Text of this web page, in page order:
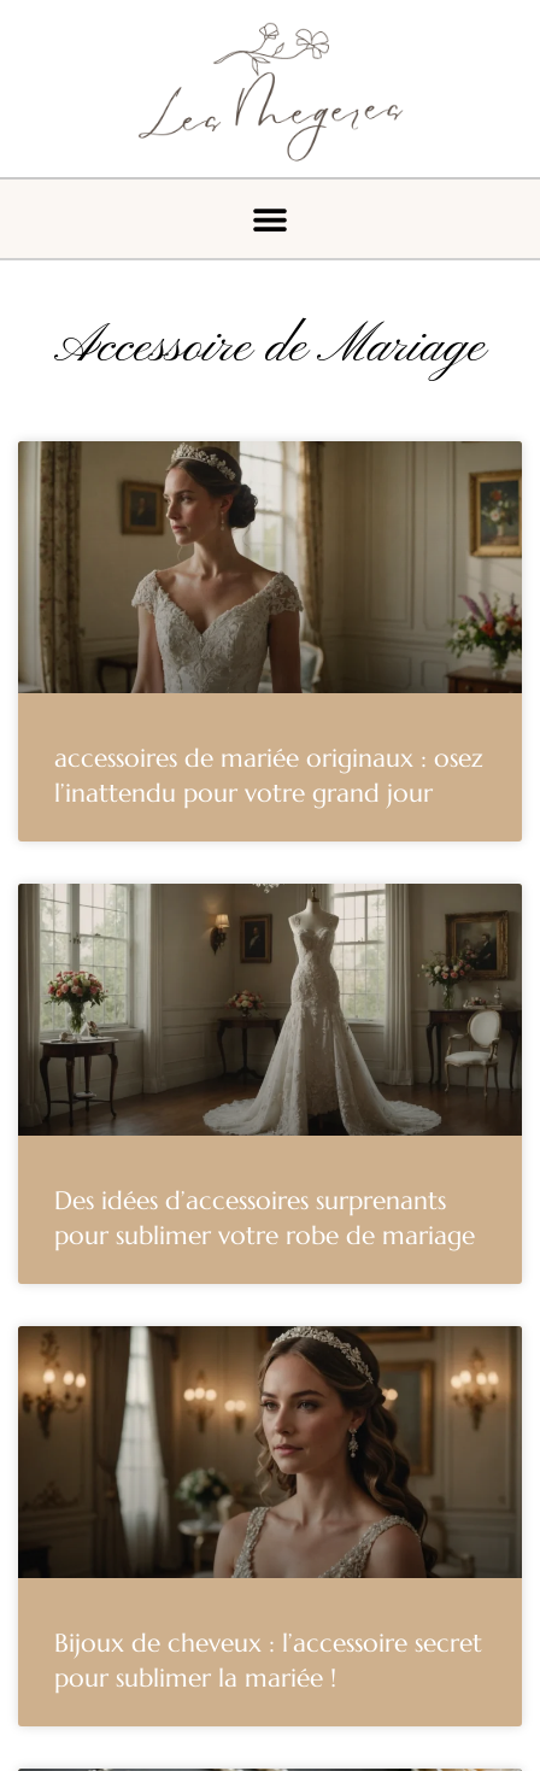
Accessoire de Mariage
accessoires de mariée originaux : osez
l’inattendu pour votre grand jour
Des idées d’accessoires surprenants
pour sublimer votre robe de mariage
Bijoux de cheveux : l’accessoire secret
pour sublimer la mariée !